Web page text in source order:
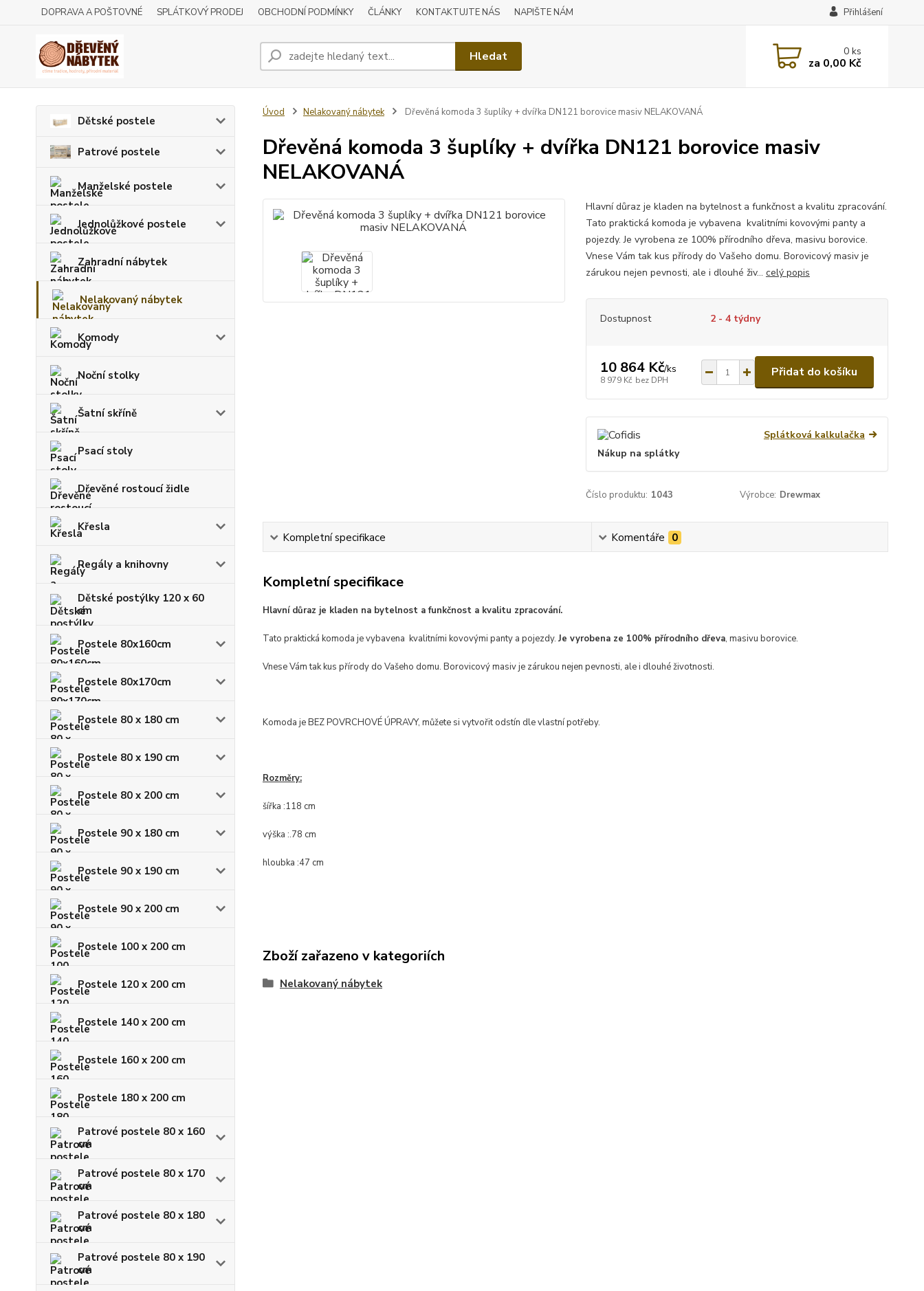
DOPRAVA A POŠTOVNÉ SPLÁTKOVÝ PRODEJ OBCHODNÍ PODMÍNKY ČLÁNKY KONTAKTUJTE NÁS NAPIŠTE NÁM Přihlášení
Hledat 0ks
za 0,00 Kč
Dětské postele
Patrové postele
Manželské postele
Jednolůžkové postele
Zahradní nábytek
Nelakovaný nábytek
Komody
Noční stolky
Šatní skříně
Psací stoly
Dřevěné rostoucí židle
Křesla
Regály a knihovny
Dětské postýlky 120 x 60
cm
Postele 80x160cm
Postele 80x170cm
Postele 80 x 180 cm
Postele 80 x 190 cm
Postele 80 x 200 cm
Postele 90 x 180 cm
Postele 90 x 190 cm
Postele 90 x 200 cm
Postele 100 x 200 cm
Postele 120 x 200 cm
Postele 140 x 200 cm
Postele 160 x 200 cm
Postele 180 x 200 cm
Patrové postele 80 x 160
cm
Patrové postele 80 x 170
cm
Patrové postele 80 x 180
cm
Patrové postele 80 x 190
cm
Úvod Nelakovaný nábytek Dřevěná komoda 3 šuplíky + dvířka DN121 borovice masiv NELAKOVANÁ
Dřevěná komoda 3 šuplíky + dvířka DN121 borovice masiv
NELAKOVANÁ
Hlavní důraz je kladen na bytelnost a funkčnost a kvalitu zpracování.
Tato praktická komoda je vybavena kvalitními kovovými panty a
pojezdy. Je vyrobena ze 100% přírodního dřeva, masivu borovice.
Vnese Vám tak kus přírody do Vašeho domu. Borovicový masiv je
zárukou nejen pevnosti, ale i dlouhé živ... celý popis
Dostupnost 2 - 4 týdny
10 864 Kč/ks
8 979 Kč bez DPH
Přidat do košíku
Splátková kalkulačka
Nákup na splátky
Číslo produktu: 1043 Výrobce: Drewmax
Kompletní specifikace Komentáře 0
Kompletní specifikace
Hlavní důraz je kladen na bytelnost a funkčnost a kvalitu zpracování.
Tato praktická komoda je vybavena kvalitními kovovými panty a pojezdy. Je vyrobena ze 100% přírodního dřeva, masivu borovice.
Vnese Vám tak kus přírody do Vašeho domu. Borovicový masiv je zárukou nejen pevnosti, ale i dlouhé životnosti.
Komoda je BEZ POVRCHOVÉ ÚPRAVY, můžete si vytvořit odstín dle vlastní potřeby.
Rozměry:
šířka :118 cm
výška :.78 cm
hloubka :47 cm
Zboží zařazeno v kategoriích
Nelakovaný nábytek